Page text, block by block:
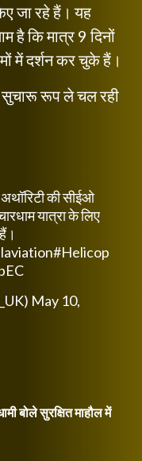
जा रहे हैं। यह
है कि मात्र 9 दिनों
में दर्शन कर चुके हैं।
सुचारू रूप ले चल रही
की सीईओ
यात्रा के लिए
#Helicop
May 10,
बोले सुरक्षित माहौल में